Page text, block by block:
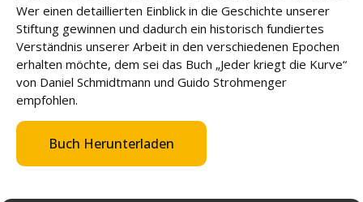
Wer einen detaillierten Einblick in die Geschichte unserer
Stiftung gewinnen und dadurch ein historisch fundiertes
Verständnis unserer Arbeit in den verschiedenen Epochen
erhalten möchte, dem sei das Buch „Jeder kriegt die Kurve“
von Daniel Schmidtmann und Guido Strohmenger
empfohlen.
Buch Herunterladen